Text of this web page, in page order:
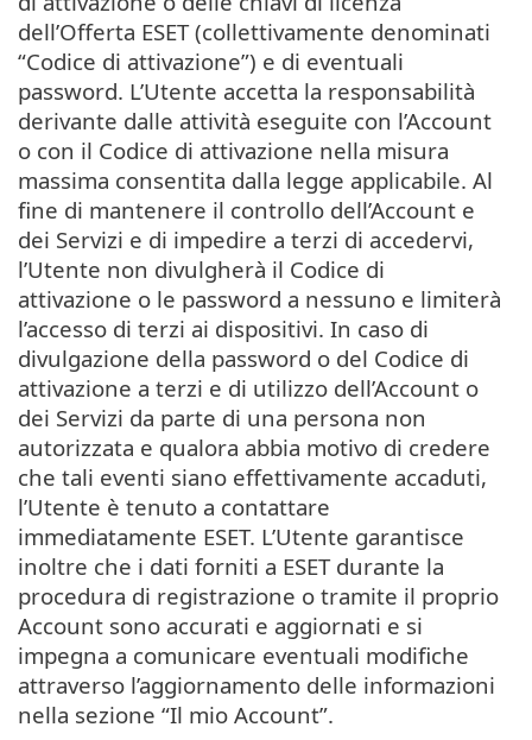
dell’Offerta ESET (collettivamente denominati
“Codice di attivazione”) e di eventuali
password. L’Utente accetta la responsabilità
derivante dalle attività eseguite con l’Account
o con il Codice di attivazione nella misura
massima consentita dalla legge applicabile. Al
fine di mantenere il controllo dell’Account e
dei Servizi e di impedire a terzi di accedervi,
l’Utente non divulgherà il Codice di
attivazione o le password a nessuno e limiterà
l’accesso di terzi ai dispositivi. In caso di
divulgazione della password o del Codice di
attivazione a terzi e di utilizzo dell’Account o
dei Servizi da parte di una persona non
autorizzata e qualora abbia motivo di credere
che tali eventi siano effettivamente accaduti,
l’Utente è tenuto a contattare
immediatamente ESET. L’Utente garantisce
inoltre che i dati forniti a ESET durante la
procedura di registrazione o tramite il proprio
Account sono accurati e aggiornati e si
impegna a comunicare eventuali modifiche
attraverso l’aggiornamento delle informazioni
nella sezione “Il mio Account”.